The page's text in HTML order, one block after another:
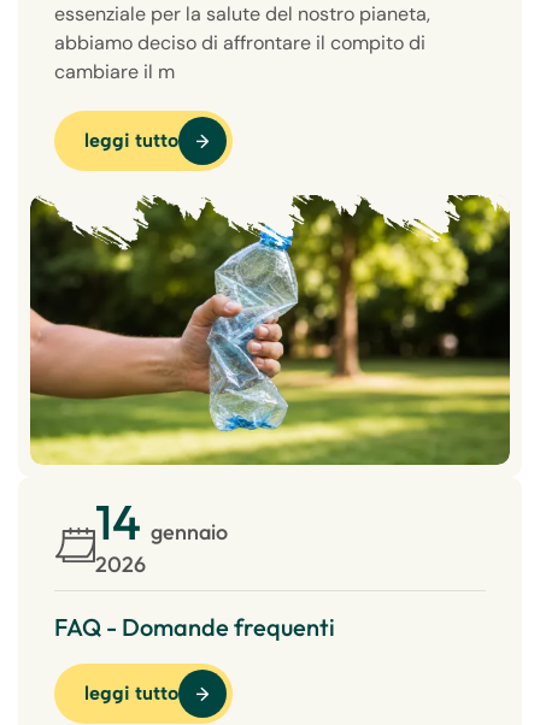
essenziale per la salute del nostro pianeta,
abbiamo deciso di affrontare il compito di
cambiare il m
leggi tutto
14 gennaio
2026
FAQ - Domande frequenti
leggi tutto